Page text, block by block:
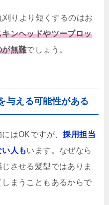
りより短くするのはお
キンヘッドやツーブロッ
が無難でしょう。
与える可能性がある
はOKですが、採用担当
人もいます。なぜなら
させる髪型ではありま
まうこともあるからで